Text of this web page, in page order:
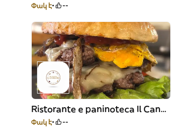
Փակ է --
Ristorante e paninoteca Il Canguro
Փակ է --